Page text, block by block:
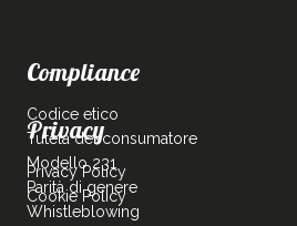
Compliance
Codice etico
Tutela del consumatore
Modello 231
Parità di genere
Whistleblowing
Privacy
Privacy Policy
Cookie Policy